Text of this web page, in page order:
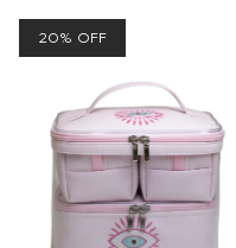
20% OFF